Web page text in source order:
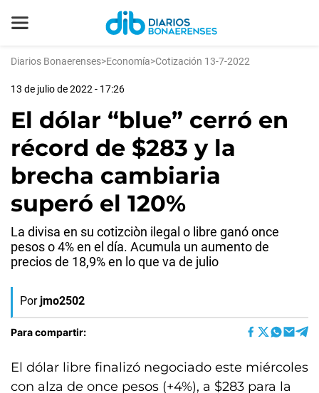
Diarios Bonaerenses>Economía>Cotización 13-7-2022
13 de julio de 2022 - 17:26
El dólar “blue” cerró en
récord de $283 y la
brecha cambiaria
superó el 120%
La divisa en su cotizciòn ilegal o libre ganó once
pesos o 4% en el día. Acumula un aumento de
precios de 18,9% en lo que va de julio
Por jmo2502
Para compartir:
El dólar libre finalizó negociado este miércoles
con alza de once pesos (+4%), a $283 para la